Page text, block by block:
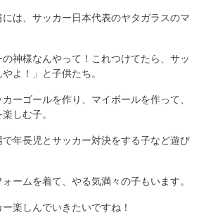
は、サッカー日本代表のヤタガラスのマ
の神様なんやって！これつけてたら、サッ
よ！」と子供たち。
ーゴールを作り、マイボールを作って、
しむ子。
年長児とサッカー対決をする子など遊び
ームを着て、やる気満々の子もいます。
楽しんでいきたいですね！